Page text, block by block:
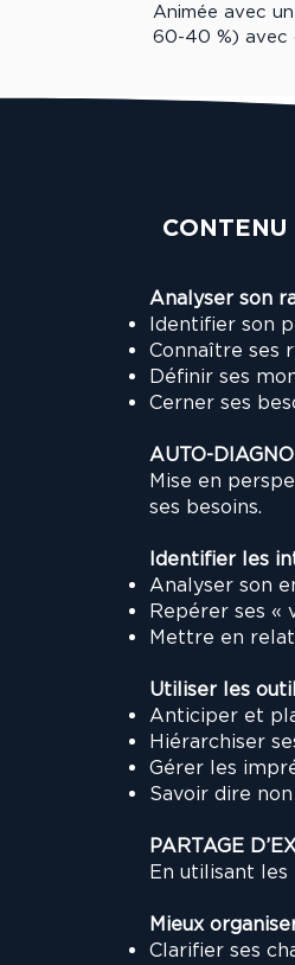
Animée avec
60-40 %) avec
CONTENU
Analyser son
Identifier son
Connaître ses
Définir ses
Cerner ses
AUTO-
Mise en
ses besoins.
Identifier les
Analyser son
Repérer ses «
Mettre en
Utiliser les
Anticiper et
Hiérarchiser
Gérer les
Savoir dire non
PARTAGE
En utilisant les
Mieux
Clarifier ses